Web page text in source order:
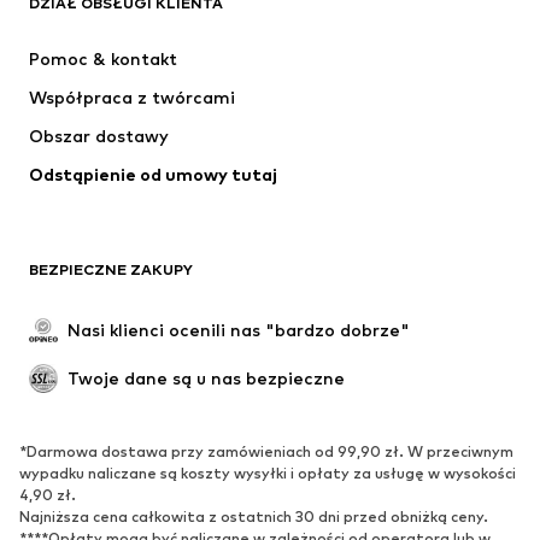
Jordan
Pomoc & kontakt
Współpraca z twórcami
Obszar dostawy
Odstąpienie od umowy tutaj
BEZPIECZNE ZAKUPY
Nasi klienci ocenili nas "bardzo dobrze"
Twoje dane są u nas bezpieczne
*Darmowa dostawa przy zamówieniach od 99,90 zł. W przeciwnym
wypadku naliczane są koszty wysyłki i opłaty za usługę w wysokości
4,90 zł.
Najniższa cena całkowita z ostatnich 30 dni przed obniżką ceny.